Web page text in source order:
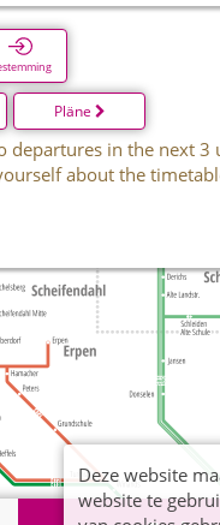
Pläne
departures in the next 3
about the
Deze website
website te